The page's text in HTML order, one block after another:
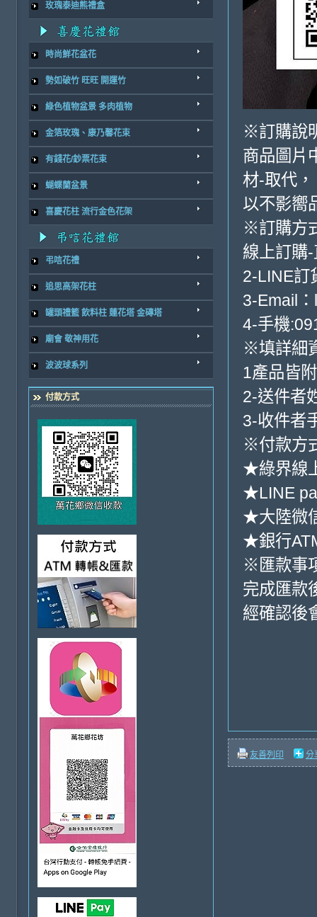
玫瑰泰迪熊禮盒
時尚鮮花盆花
勢如破竹 旺旺 開運竹
綠色植物盆景 多肉植物
金箔玫瑰、康乃馨花束
有錢花/鈔票花束
蝴蝶蘭盆景
喜慶花柱 流行金色花架
弔唁花禮
追思高架花柱
罐頭禮籃 飲料柱 蓮花塔 金磚塔
廟會 敬神用花
波波球系列
付款方式
※訂購說
商品圖片
材-取代，
以不影嚮
※訂購方
線上訂購
2-LINE訂
3-Email
4-手機
※填詳細
1產品皆
2-送件者
3-收件者
※付款方
★綠界線
★LINE
★大陸微
★銀行
※匯款事
完成匯款
經確認後
友善列印 分